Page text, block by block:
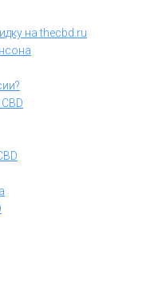
на thecbd.ru